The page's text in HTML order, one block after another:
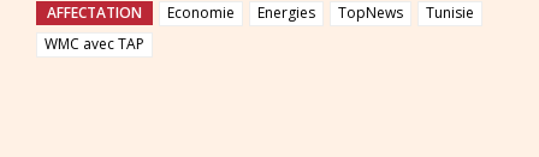
AFFECTATION
Economie Energies TopNews
Tunisie
WMC avec TAP